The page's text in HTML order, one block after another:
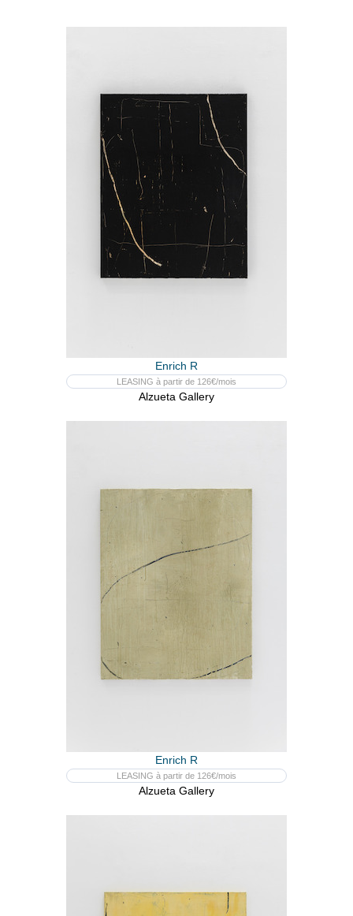
Enrich R
LEASING à partir de 126€/mois
Alzueta Gallery
Enrich R
LEASING à partir de 126€/mois
Alzueta Gallery